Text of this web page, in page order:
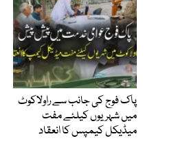
پاک فوج کی جانب سے راولاکوٹ
میں شہریوں کیلئے مفت
میڈیکل کیمپس کا انعقاد